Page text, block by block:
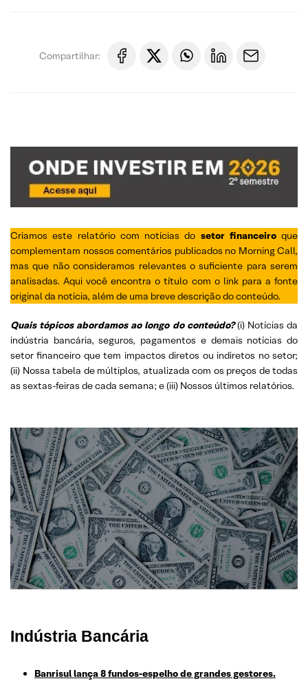
Compartilhar:
Criamos este relatório com notícias do setor financeiroque
complementam nossos comentários publicados no Morning Call,
mas que não consideramos relevantes o suficiente para serem
analisadas. Aqui você encontra o título com o link para a fonte
original da notícia, além de uma breve descrição do conteúdo.
Quais tópicos abordamos ao longo do conteúdo? (i) Notícias da
indústria bancária, seguros, pagamentos e demais notícias do
setor financeiro que tem impactos diretos ou indiretos no setor;
(ii) Nossa tabela de múltiplos, atualizada com os preços de todas
as sextas-feiras de cada semana; e (iii) Nossos últimos relatórios.
Indústria Bancária
Banrisul lança 8 fundos-espelho de grandes gestores.